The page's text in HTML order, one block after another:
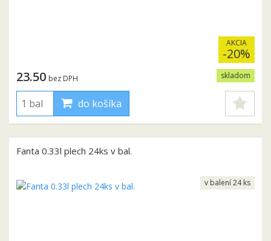
AKCIA
-20%
skladom
23.50 bez DPH
do košíka
Fanta 0.33l plech 24ks v bal.
v balení 24 ks